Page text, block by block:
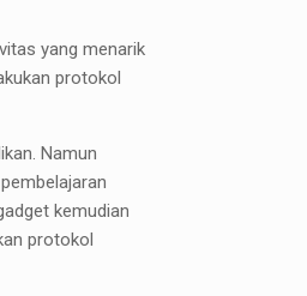
yang menarik
protokol
Namun
kemudian
protokol